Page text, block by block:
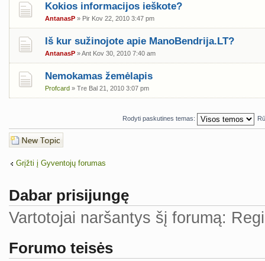
Kokios informacijos ieškote?
AntanasP » Pir Kov 22, 2010 3:47 pm
Iš kur sužinojote apie ManoBendrija.LT?
AntanasP » Ant Kov 30, 2010 7:40 am
Nemokamas žemėlapis
Profcard » Tre Bal 21, 2010 3:07 pm
Rodyti paskutines temas:
Naujos temos
kūrimas
Grįžti į Gyventojų forumas
Dabar prisijungę
Vartotojai naršantys šį forumą:
Forumo teisės